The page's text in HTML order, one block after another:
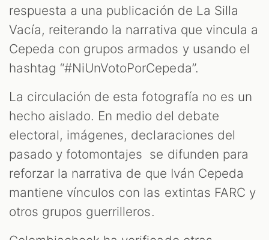
respuesta a una publicación de La Silla
Vacía, reiterando la narrativa que vincula a
Cepeda con grupos armados y usando el
hashtag “#NiUnVotoPorCepeda”.
La circulación de esta fotografía no es un
hecho aislado. En medio del debate
electoral, imágenes, declaraciones del
pasado y fotomontajes se difunden para
reforzar la narrativa de que Iván Cepeda
mantiene vínculos con las extintas FARC y
otros grupos guerrilleros.